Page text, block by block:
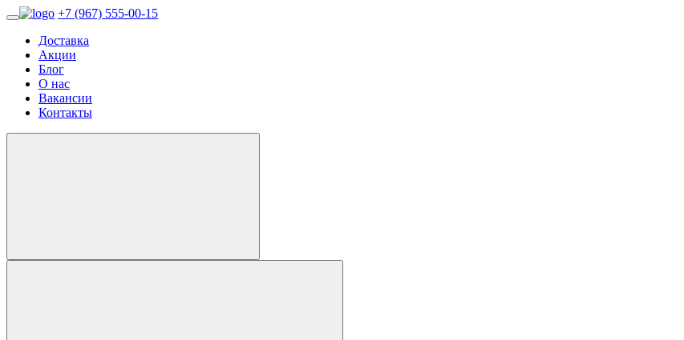
+7 (967) 555-00-15
Доставка
Акции
Блог
О нас
Вакансии
Контакты